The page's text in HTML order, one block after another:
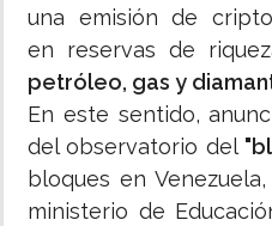
una emisión de
en reservas de
petróleo, gas y
En este sentido,
del observatorio del
bloques en
ministerio de